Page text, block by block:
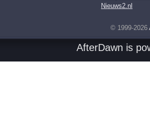
Nieuws2.nl
© 1999-2026
AfterDawn is